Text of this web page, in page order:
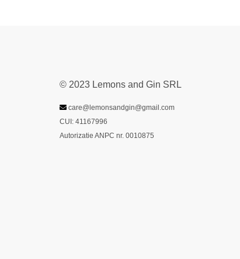
© 2023 Lemons and Gin SRL
care@lemonsandgin@gmail.com
CUI: 41167996
Autorizatie ANPC nr. 0010875